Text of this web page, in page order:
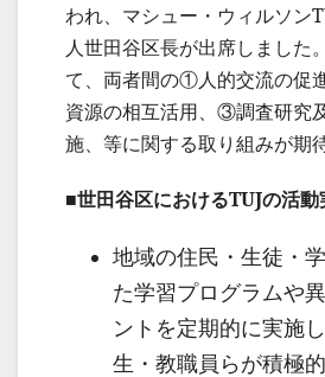
われ、マシュー・ウィルソン
人世田谷区長が出席しました
て、両者間の①人的交流の促
資源の相互活用、③調査研究
施、等に関する取り組みが期
■世田谷区におけるTUJの活動
地域の住民・生徒・
た学習プログラムや
ントを定期的に実施
生・教職員らが積極